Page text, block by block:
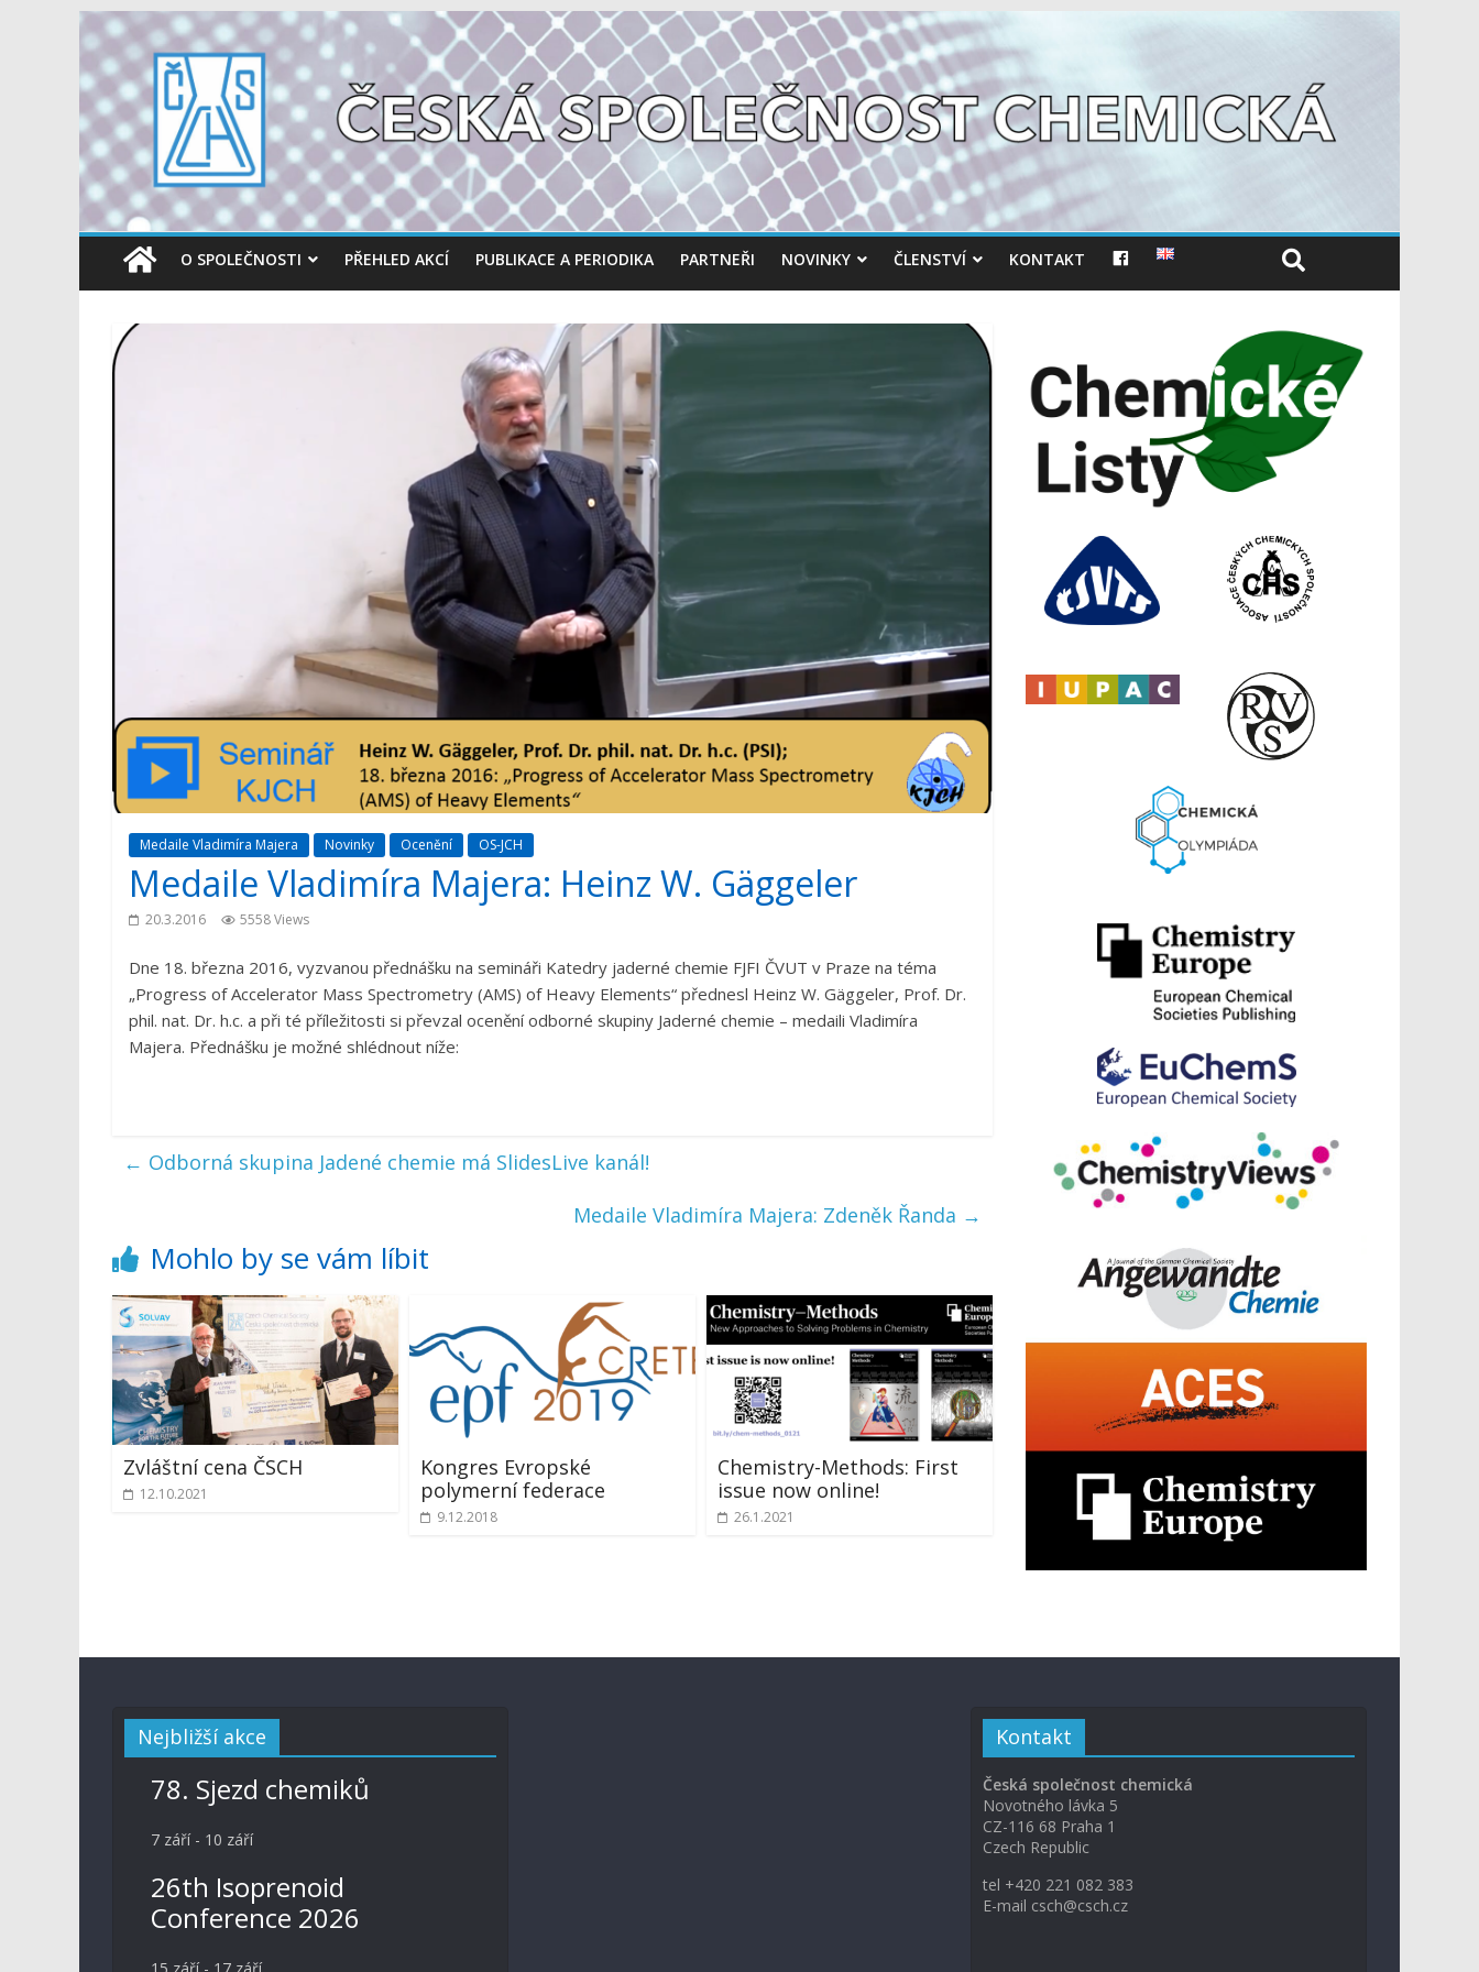
O SPOLEČNOSTI PŘEHLED AKCÍ PUBLIKACE A PERIODIKA PARTNEŘI NOVINKY ČLENSTVÍ KONTAKT
O
O
Medaile Vladimíra Majera Novinky Ocenění OS-JCH
Medaile Vladimíra Majera: Heinz W. Gäggeler
20.3.2016 5558 Views
Dne 18. března 2016, vyzvanou přednášku na semináři Katedry jaderné chemie FJFI ČVUT v Praze na téma
„Progress of Accelerator Mass Spectrometry (AMS) of Heavy Elements“ přednesl Heinz W. Gäggeler, Prof. Dr.
phil. nat. Dr. h.c. a při té příležitosti si převzal ocenění odborné skupiny Jaderné chemie – medaili Vladimíra
Majera. Přednášku je možné shlédnout níže:
← Odborná skupina Jadené chemie má SlidesLive kanál!
Medaile Vladimíra Majera: Zdeněk Řanda →
Mohlo by se vám líbit
Zvláštní cena ČSCH
12.10.2021
Kongres Evropské
polymerní federace
9.12.2018
Chemistry-Methods: First
issue now online!
26.1.2021
Nejbližší akce
78. Sjezd chemiků
7 září- 10 září
26th Isoprenoid
Conference 2026
15 září- 17 září
Kontakt
Česká společnost chemická
Novotného lávka 5
CZ-116 68 Praha 1
Czech Republic
tel +420 221 082 383
E-mail csch@csch.cz